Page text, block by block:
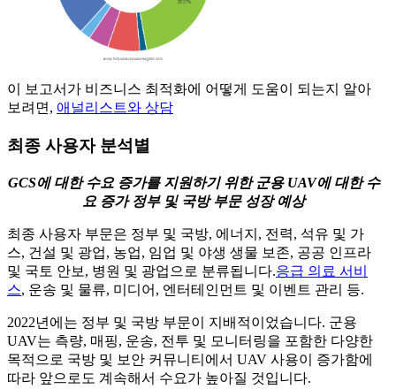
이 보고서가 비즈니스 최적화에 어떻게 도움이 되는지 알아
보려면, 애널리스트와 상담
최종 사용자 분석별
GCS에 대한 수요 증가를 지원하기 위한 군용 UAV에 대한 수
요 증가 정부 및 국방 부문 성장 예상
최종 사용자 부문은 정부 및 국방, 에너지, 전력, 석유 및 가
스, 건설 및 광업, 농업, 임업 및 야생 생물 보존, 공공 인프라
및 국토 안보, 병원 및 광업으로 분류됩니다.응급 의료 서비
스, 운송 및 물류, 미디어, 엔터테인먼트 및 이벤트 관리 등.
2022년에는 정부 및 국방 부문이 지배적이었습니다. 군용
UAV는 측량, 매핑, 운송, 전투 및 모니터링을 포함한 다양한
목적으로 국방 및 보안 커뮤니티에서 UAV 사용이 증가함에
따라 앞으로도 계속해서 수요가 높아질 것입니다.